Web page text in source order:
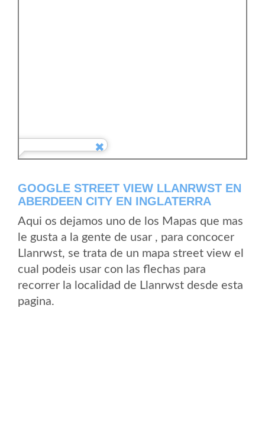
GOOGLE STREET VIEW LLANRWST EN
ABERDEEN CITY EN INGLATERRA
Aqui os dejamos uno de los Mapas que mas
le gusta a la gente de usar , para concocer
Llanrwst, se trata de un mapa street view el
cual podeis usar con las flechas para
recorrer la localidad de Llanrwst desde esta
pagina.